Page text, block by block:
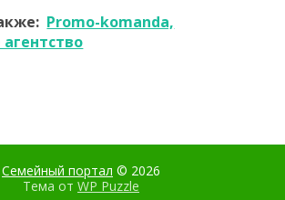
Promo-komanda,
Семейный портал © 2026
Тема от WP Puzzle